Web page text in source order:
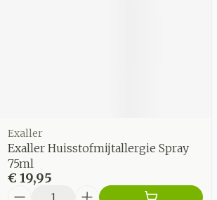
Exaller
Exaller Huisstofmijtallergie Spray
75ml
€ 19,95